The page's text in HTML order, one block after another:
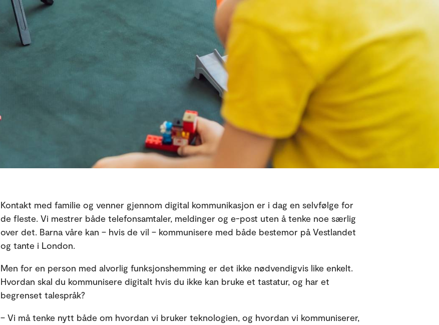
Kontakt med familie og venner gjennom digital kommunikasjon er i dag en selvfølge for
de fleste. Vi mestrer både telefonsamtaler, meldinger og e-post uten å tenke noe særlig
over det. Barna våre kan – hvis de vil – kommunisere med både bestemor på Vestlandet
og tante i London.
Men for en person med alvorlig funksjonshemming er det ikke nødvendigvis like enkelt.
Hvordan skal du kommunisere digitalt hvis du ikke kan bruke et tastatur, og har et
begrenset talespråk?
– Vi må tenke nytt både om hvordan vi bruker teknologien, og hvordan vi kommuniserer,